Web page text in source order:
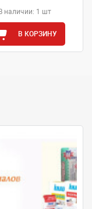
наличии: 1 шт
В КОРЗИНУ